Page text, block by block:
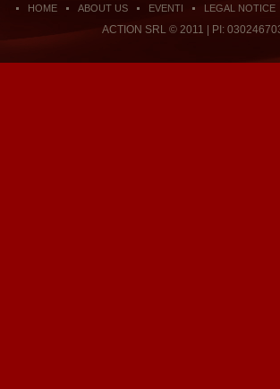
HOME ABOUT US EVENTI LEGAL NOTICE
ACTION SRL © 2011 | PI: